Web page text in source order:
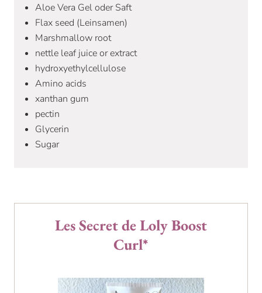
Aloe Vera Gel oder Saft
Flax seed (Leinsamen)
Marshmallow root
nettle leaf juice or extract
hydroxyethylcellulose
Amino acids
xanthan gum
pectin
Glycerin
Sugar
Les Secret de Loly Boost
Curl*